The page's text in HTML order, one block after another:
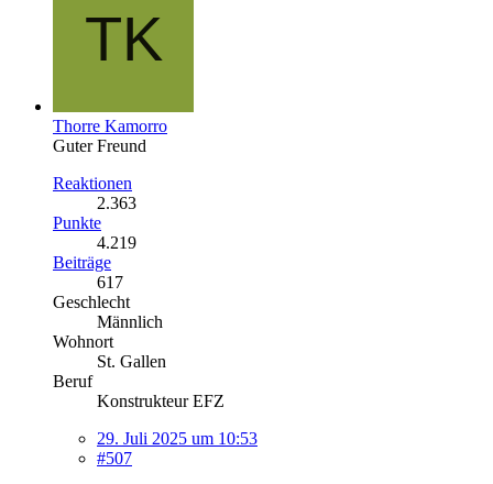
Thorre Kamorro
Guter Freund
Reaktionen
2.363
Punkte
4.219
Beiträge
617
Geschlecht
Männlich
Wohnort
St. Gallen
Beruf
Konstrukteur EFZ
29. Juli 2025 um 10:53
#507